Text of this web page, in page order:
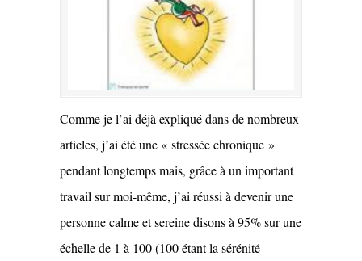
Comme je l’ai déjà expliqué dans de nombreux
articles, j’ai été une « stressée chronique »
pendant longtemps mais, grâce à un important
travail sur moi-même, j’ai réussi à devenir une
personne calme et sereine disons à 95% sur une
échelle de 1 à 100 (100 étant la sérénité